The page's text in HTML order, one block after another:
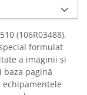
(106R03488),
formulat
a imaginii și
pagină
echipamentele